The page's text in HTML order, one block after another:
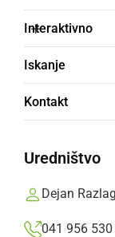
Interaktivno
Iskanje
Kontakt
Uredništvo
Dejan
041 956 530
GOSPODARSTVO
Modri